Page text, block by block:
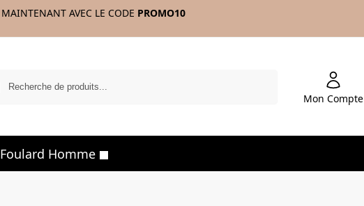
MAINTENANT AVEC LE CODE PROMO10
Mon Compte
Foulard Homme